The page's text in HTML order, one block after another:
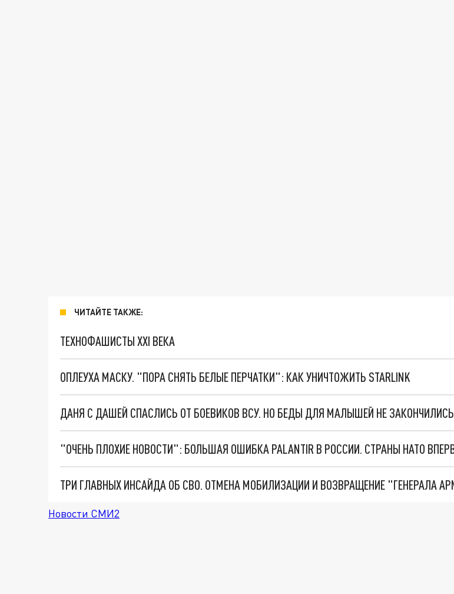
ЧИТАЙТЕ ТАКЖЕ:
ТЕХНОФАШИСТЫ XXI ВЕКА
ОПЛЕУХА МАСКУ. "ПОРА СНЯТЬ БЕЛЫЕ ПЕРЧАТКИ": КАК УНИЧТОЖИТЬ STARLINK
ДАНЯ С ДАШЕЙ СПАСЛИСЬ ОТ БОЕВИКОВ ВСУ. НО БЕДЫ ДЛЯ МАЛЫШЕЙ НЕ ЗАКОНЧИЛИСЬ
Новости СМИ2